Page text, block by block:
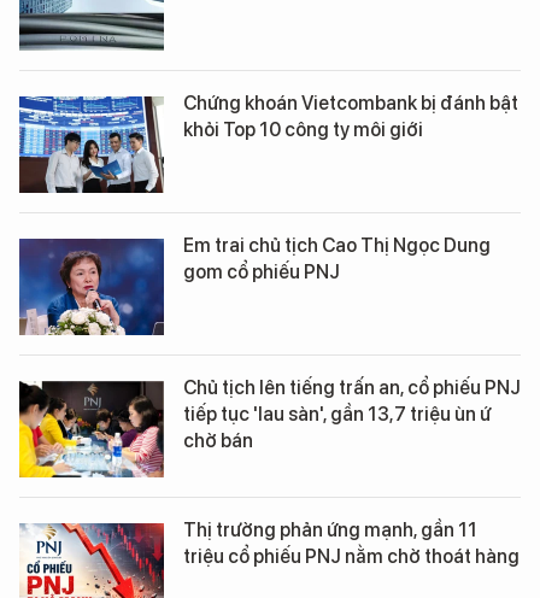
Chứng khoán Vietcombank bị đánh bật
khỏi Top 10 công ty môi giới
Em trai chủ tịch Cao Thị Ngọc Dung
gom cổ phiếu PNJ
Chủ tịch lên tiếng trấn an, cổ phiếu PNJ
tiếp tục 'lau sàn', gần 13,7 triệu ùn ứ
chờ bán
Thị trường phản ứng mạnh, gần 11
triệu cổ phiếu PNJ nằm chờ thoát hàng